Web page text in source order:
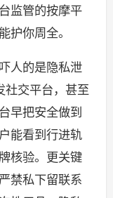
监管的按摩平
护你周全。
人的是隐私泄
交平台，甚至
早把安全做到
能看到行进轨
核验。更关键
禁私下留联系